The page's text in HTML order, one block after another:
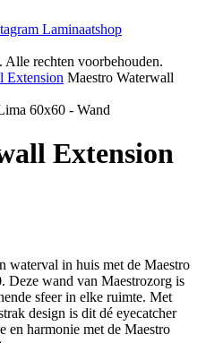
rechten voorbehouden.
Extension Maestro Waterwall
Extension
waterval in huis met de Maestro
Deze wand van Maestrozorg is
sfeer in elke ruimte. Met
design is dit dé eyecatcher
en harmonie met de Maestro